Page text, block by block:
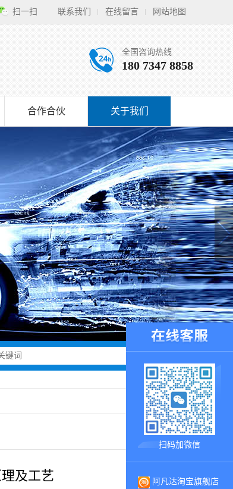
联系我们 在线留言 网站地图
扫一扫
全国咨询热线
180 7347 8858
合作合伙 关于我们
及工艺
扫码加微信
阿凡达淘宝旗舰店